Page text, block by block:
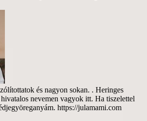
és nagyon sokan. . Heringes
nevemen vagyok itt. Ha tiszelettel
https://julamami.com